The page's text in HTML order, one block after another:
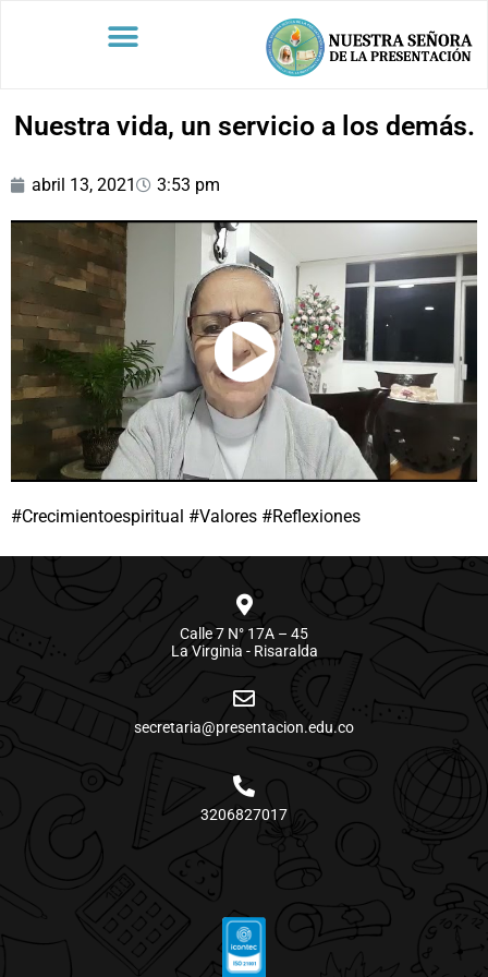
Nuestra vida, un servicio a los demás.
abril 13, 2021 3:53 pm
#Crecimientoespiritual #Valores #Reflexiones
Calle 7 N° 17A – 45
La Virginia - Risaralda
secretaria@presentacion.edu.co
3206827017